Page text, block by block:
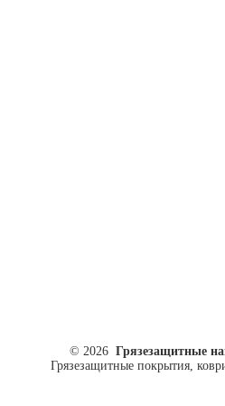
© 2026 Грязезащитные
Грязезащитные покрытия,